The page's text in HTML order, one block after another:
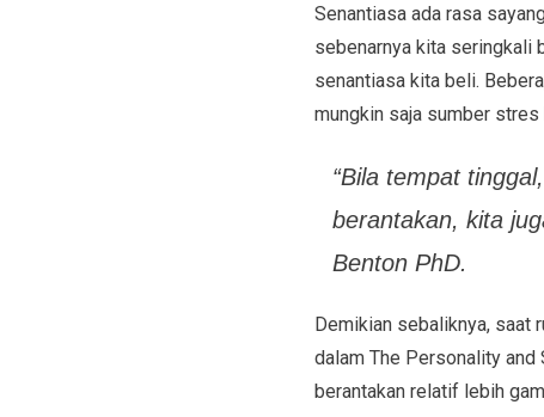
Senantiasa ada rasa
sebenarnya kita seringkali
senantiasa kita beli.
mungkin saja sumber
“Bila tempat
berantakan, kita
Benton PhD.
Demikian sebaliknya, saat
dalam The Personality and
berantakan relatif lebih